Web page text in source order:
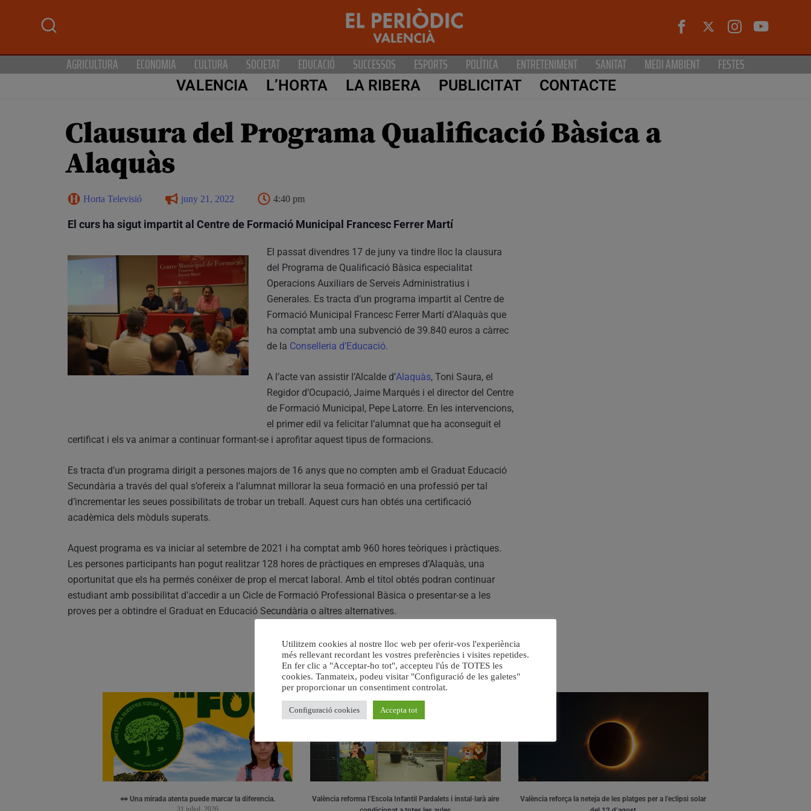
AGRICULTURA ECONOMIA CULTURA SOCIETAT EDUCACIÓ SUCCESSOS ESPORTS POLÍTICA ENTRETENIMENT SANITAT MEDI AMBIENT FESTES
VALENCIA L’HORTA LA RIBERA PUBLICITAT CONTACTE
Clausura del Programa Qualificació Bàsica a
Alaquàs
Horta Televisió juny 21, 2022 4:40 pm
El curs ha sigut impartit al Centre de Formació Municipal Francesc Ferrer Martí
El passat divendres 17 de juny va tindre lloc la clausura
del Programa de Qualificació Bàsica especialitat
Operacions Auxiliars de Serveis Administratius i
Generales. Es tracta d’un programa impartit al Centre de
Formació Municipal Francesc Ferrer Martí d’Alaquàs que
ha comptat amb una subvenció de 39.840 euros a càrrec
de la Conselleria d’Educació.
A l’acte van assistir l’Alcalde d’Alaquàs, Toni Saura, el
Regidor d’Ocupació, Jaime Marqués i el director del Centre
de Formació Municipal, Pepe Latorre. En les intervencions,
el primer edil va felicitar l’alumnat que ha aconseguit el
certificat i els va animar a continuar formant-se i aprofitar aquest tipus de formacions.
Es tracta d’un programa dirigit a persones majors de 16 anys que no compten amb el Graduat Educació
Secundària a través del qual s’ofereix a l’alumnat millorar la seua formació en una professió per tal
d’incrementar les seues possibilitats de trobar un treball. Aquest curs han obtés una certificació
acadèmica dels mòduls superats.
Aquest programa es va iniciar al setembre de 2021 i ha comptat amb 960 hores teòriques i pràctiques.
Les persones participants han pogut realitzar 128 hores de pràctiques en empreses d’Alaquàs, una
oportunitat que els ha permés conéixer de prop el mercat laboral. Amb el títol obtés podran continuar
estudiant amb possibilitat d’accedir a un Cicle de Formació Professional Bàsica o presentar-se a les
proves per a obtindre el Graduat en Educació Secundària o altres alternatives.
RELACIONAT
👀 Una mirada atenta puede marcar la diferencia.
31 juliol, 2026
València reforma l’Escola Infantil Pardalets i instal·larà aire
València reforça la neteja de les platges per a l’eclipsi solar
Utilitzem cookies al nostre lloc web per oferir-vos l'experiència
més rellevant recordant les vostres preferències i visites repetides.
En fer clic a "Acceptar-ho tot", accepteu l'ús de TOTES les
cookies. Tanmateix, podeu visitar "Configuració de les galetes"
per proporcionar un consentiment controlat.
Configuració cookies Accepta tot